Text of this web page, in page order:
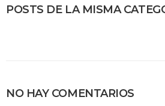
POSTS DE LA MISMA
NO HAY COMENTARIOS